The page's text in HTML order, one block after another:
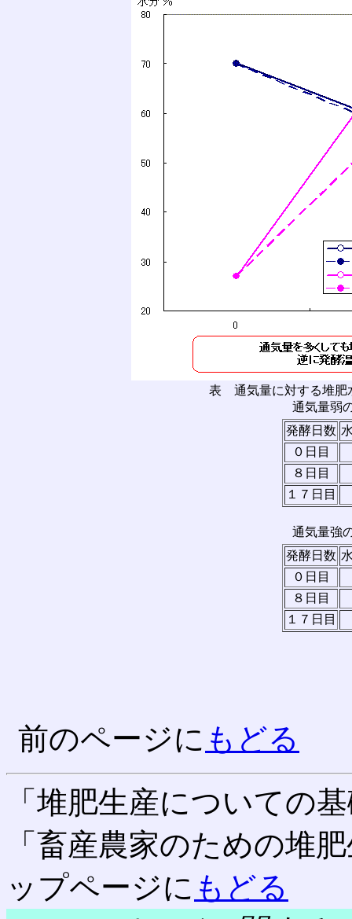
表 通気量に対する堆肥
通気量弱
発酵日数
０日目
８日目
１７日目
通気量強
発酵日数
０日目
８日目
１７日目
前のページに もどる
「堆肥生産についての
「畜産農家のための堆
ップページに もどる